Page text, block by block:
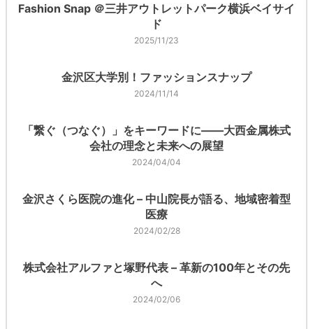
Fashion Snap ＠三井アウトレットパーク横浜ベイサイ
ド
2025/11/23
金沢区大学別！ファッションスナップ
2024/11/14
「繋ぐ（つなぐ）」をキーワードに――大西金属株式
会社の理念と未来への展望
2024/04/04
金沢さくら医院の進化 – 中山院長が語る、地域密着型
医療
2024/02/28
株式会社アルファと塚野代表 – 革新の100年とその先
へ
2024/02/06